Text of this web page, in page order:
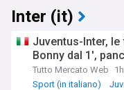
Inter (it)
Juventus-Inter,
Bonny dal 1',
Tutto Mercato Web
1h
Sport (in italiano)